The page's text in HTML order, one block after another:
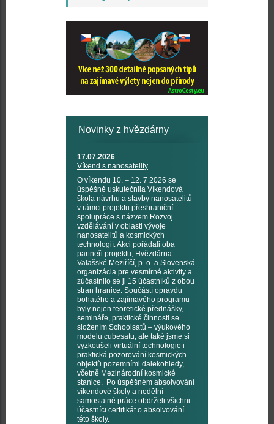
Novinky z hvězdárny
17.07.2026
Víkend s nanosatelity
O víkendu 10. – 12. 7 2026 se
úspěšně uskutečnila Víkendová
škola návrhu a stavby nanosatelitů
v rámci projektu přeshraniční
spolupráce s názvem Rozvoj
vzdělávání v oblasti vývoje
nanosatelitů a kosmických
technologií. Akci pořádali oba
partneři projektu, Hvězdárna
Valašské Meziříčí, p. o. a Slovenská
organizácia pre vesmírné aktivity a
zúčastnilo se ji 15 účastníků z obou
stran hranice. Součástí opravdu
bohatého a zajímavého programu
byly nejen teoretické přednášky,
semináře, praktické činnosti se
složením Schoolsatů – výukového
modelu cubesatu, ale také jsme si
vyzkoušeli virtuální technologie i
praktická pozorování kosmických
objektů pozemními dalekohledy,
včetně Mezinárodní kosmické
stanice. Po úspěšném absolvování
víkendové školy a nedělní
samostatné práce obdrželi všichni
účastníci certifikát o absolvování
této školy.